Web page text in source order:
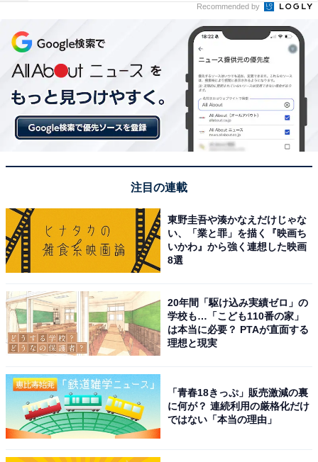
Recommended by
注目の連載
東野圭吾や湊かなえだけじゃな
い、「業と罪」を描く『映画ち
いかわ』から強く連想した映画
8選
20年間「駆け込み実績ゼロ」の
学校も…「こども110番の家」
は本当に必要？ PTAが直面する
理想と現実
「青春18きっぷ」販売激減の裏
に何が？ 連続利用の厳格化だけ
ではない「本当の理由」